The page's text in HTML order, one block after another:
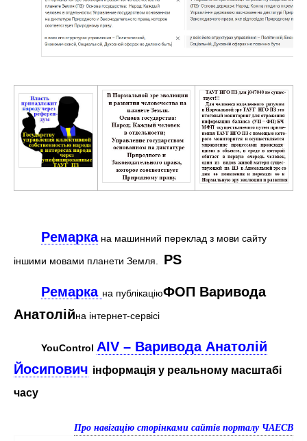
Ремаркана машинний переклад з мови сайту
іншими мовами планети Земля. PS
Ремарка на публікаціюФОП Варивода
Анатолійна інтернет-сервісі
YouControl AIV – Варивода Анатолій
Йосипович інформація у реальному масштабі
часу
Про навігацію сторінками сайтів порталу ЧАЕСВ